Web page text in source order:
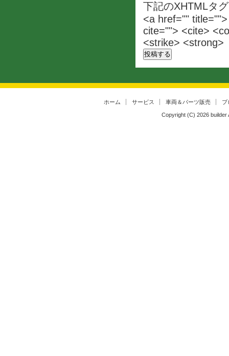
下記のXHTMLタ
<a href=""
cite=""> <cite>
<strike> <strong>
ホーム サービス 車両＆パーツ販売 ブ
Copyright (C) 2026 builder